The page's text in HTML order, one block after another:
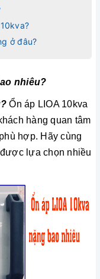
ở đâu?
nhiêu?
Ổn áp LIOA 10kva
hàng quan tâm
hợp. Hãy cùng
lựa chọn nhiều